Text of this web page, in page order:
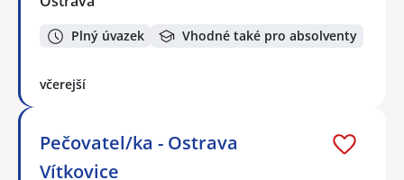
Plný úvazek Vhodné také pro absolventy
včerejší
Pečovatel/ka - Ostrava
Vítkovice